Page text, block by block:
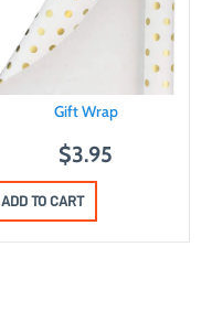
Gift Wrap
$3.95
ADD TO CART